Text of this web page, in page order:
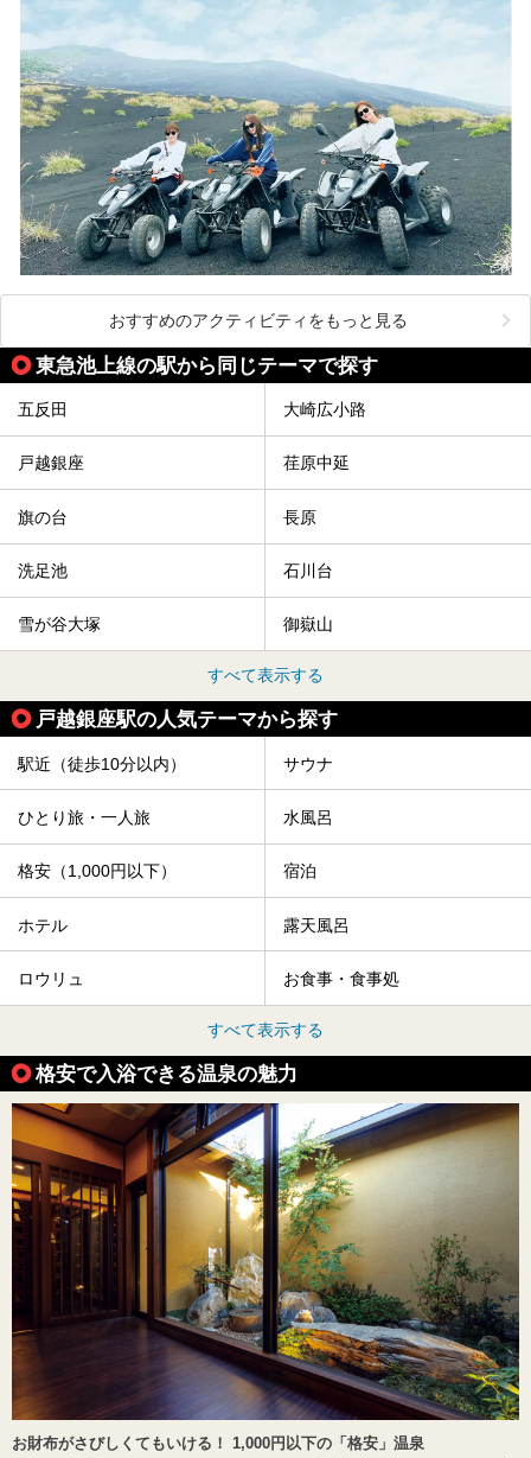
おすすめのアクティビティをもっと見る
東急池上線の駅から同じテーマで探す
五反田 大崎広小路
戸越銀座 荏原中延
旗の台 長原
洗足池 石川台
雪が谷大塚 御嶽山
すべて表示する
戸越銀座駅の人気テーマから探す
駅近（徒歩10分以内） サウナ
ひとり旅・一人旅 水風呂
格安（1,000円以下） 宿泊
ホテル 露天風呂
ロウリュ お食事・食事処
すべて表示する
格安で入浴できる温泉の魅力
お財布がさびしくてもいける！ 1,000円以下の「格安」温泉